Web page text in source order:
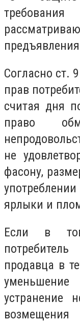
Согласно ст.
прав
считая дня
право
не
фасону,
ярлыки и
Если в
продавца в
уменьшение
устранение
возмещения